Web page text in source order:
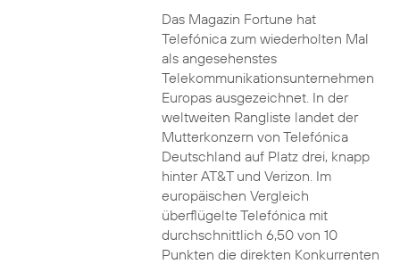
Das Magazin Fortune hat
Telefónica zum wiederholten Mal
als angesehenstes
Telekommunikationsunternehmen
Europas ausgezeichnet. In der
weltweiten Rangliste landet der
Mutterkonzern von Telefónica
Deutschland auf Platz drei, knapp
hinter AT&T und Verizon. Im
europäischen Vergleich
überflügelte Telefónica mit
durchschnittlich 6,50 von 10
Punkten die direkten Konkurrenten